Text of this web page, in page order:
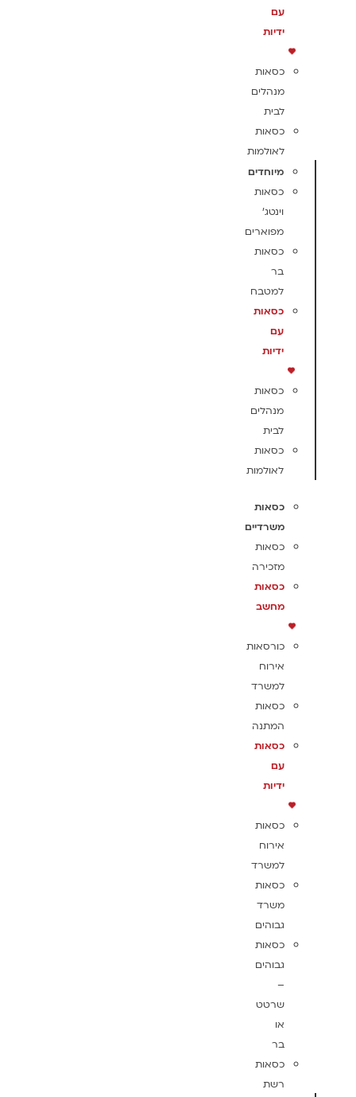
עם
ידיות
כסאות
מנהלים
לבית
כסאות
לאולמות
מיוחדים
כסאות
וינטג'
מפוארים
כסאות
בר
למטבח
כסאות
עם
ידיות
כסאות
מנהלים
לבית
כסאות
לאולמות
כסאות
משרדיים
כסאות
מזכירה
כסאות
מחשב
כורסאות
אירוח
למשרד
כסאות
המתנה
כסאות
עם
ידיות
כסאות
אירוח
למשרד
כסאות
משרד
גבוהים
כסאות
גבוהים
–
שרטט
או
בר
כסאות
רשת